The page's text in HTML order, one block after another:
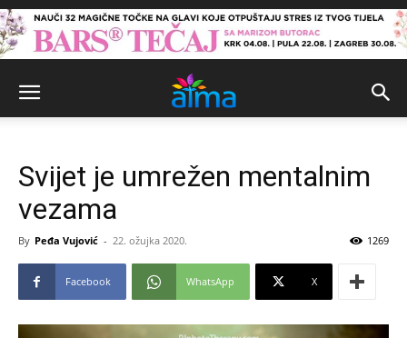
Svijet je umrežen mentalnim
vezama
By Peđa Vujović - 22. ožujka 2020. 1269
Facebook WhatsApp X